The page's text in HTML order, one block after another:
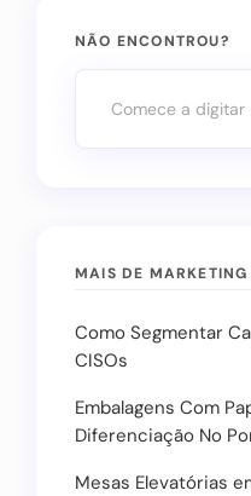
NÃO ENCONTROU?
MAIS DE MARKETING
Como Segmentar
CISOs
Embalagens Com
Diferenciação No
Mesas Elevatórias